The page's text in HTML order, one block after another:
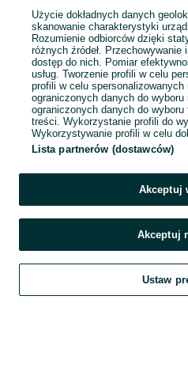
Szukaj Obserwujesz
Użycie dokładnych danych
skanowanie charakterystyki
Rozumienie odbiorców dzięki
różnych źródeł. Przechowywanie
dostęp do nich. Pomiar
usług. Tworzenie profili w celu
profili w celu
ograniczonych danych do
ograniczonych danych do
treści. Wykorzystanie profili do
Wykorzystywanie profili w celu
Lista partnerów (dostawców)
Akceptuj
Akceptuj
Ustaw